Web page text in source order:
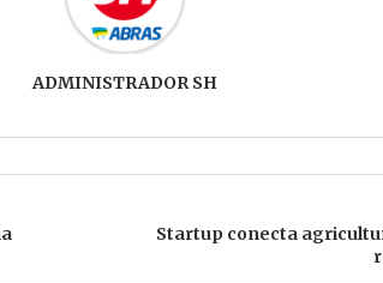
ADMINISTRADOR SH
Startup conecta